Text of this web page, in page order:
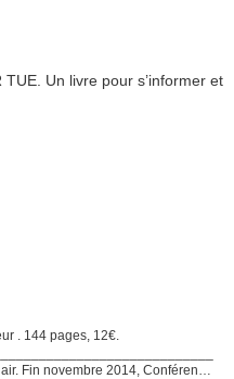
. 144 pages, 12€.
Fin novembre 2014, Conférence